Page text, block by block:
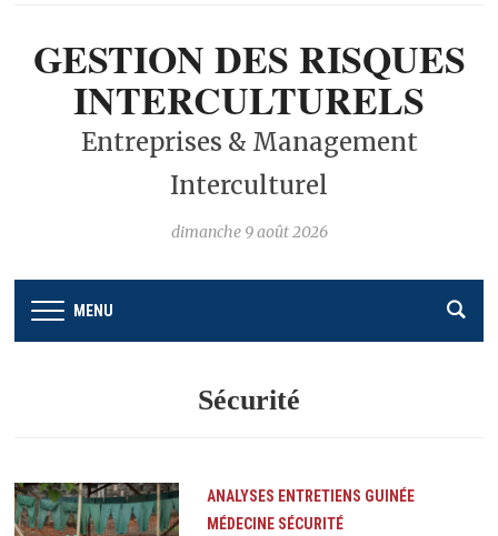
GESTION DES RISQUES
INTERCULTURELS
Entreprises & Management
Interculturel
dimanche 9 août 2026
MENU
Sécurité
ANALYSES ENTRETIENS GUINÉE
MÉDECINE SÉCURITÉ